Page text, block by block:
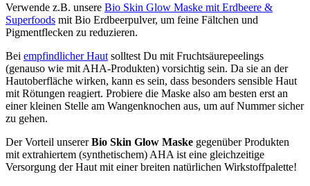
Verwende z.B. unsere Bio Skin Glow Maske mit Erdbeere &
Superfoods mit Bio Erdbeerpulver, um feine Fältchen und
Pigmentflecken zu reduzieren.
Bei empfindlicher Haut solltest Du mit Fruchtsäurepeelings
(genauso wie mit AHA-Produkten) vorsichtig sein. Da sie an der
Hautoberfläche wirken, kann es sein, dass besonders sensible Haut
mit Rötungen reagiert. Probiere die Maske also am besten erst an
einer kleinen Stelle am Wangenknochen aus, um auf Nummer sicher
zu gehen.
Der Vorteil unsererBio Skin Glow Maske gegenüber Produkten
mit extrahiertem (synthetischem) AHA ist eine gleichzeitige
Versorgung der Haut mit einer breiten natürlichen Wirkstoffpalette!